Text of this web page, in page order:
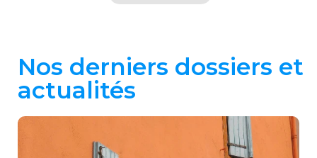
Nos derniers dossiers et
actualités